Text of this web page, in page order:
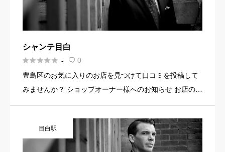
シャンテ目白
 -  0
豊島区のお気に入りのお店を見つけて口コミを投稿して
みませんか？ ショップオーナー様へのお知らせ お店の魅
真・メニュー・PR文章・ホームページリンクなど機能を
使って集客に […]
目白駅